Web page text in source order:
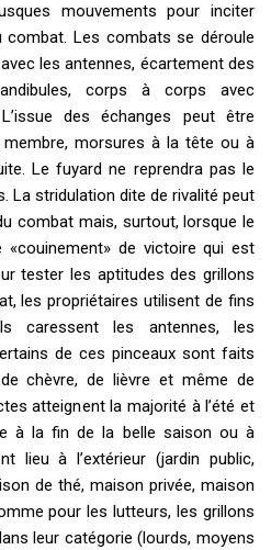
mouvements pour inciter
combat. Les combats se déroule
les antennes, écartement des
corps à corps avec
des échanges peut être
membre, morsures à la tête ou à
Le fuyard ne reprendra pas le
La stridulation dite de rivalité peut
combat mais, surtout, lorsque le
«couinement» de victoire qui est
tester les aptitudes des grillons
les propriétaires utilisent de fins
caressent les antennes, les
de ces pinceaux sont faits
chèvre, de lièvre et même de
atteignent la majorité à l’été et
à la fin de la belle saison ou à
lieu à l’extérieur (jardin public,
de thé, maison privée, maison
pour les lutteurs, les grillons
leur catégorie (lourds, moyens